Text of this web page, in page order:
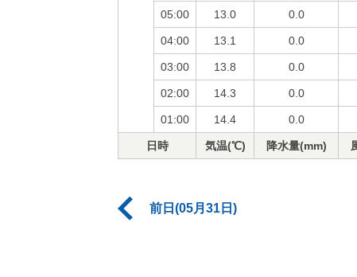
05:00 13.0 0.0
04:00 13.1 0.0
03:00 13.8 0.0
02:00 14.3 0.0
01:00 14.4 0.0
日時 気温(℃) 降水量(mm)
前日(05月31日)